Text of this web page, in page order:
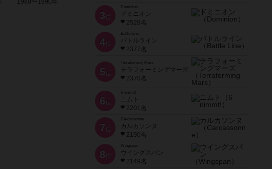
3 位
ドミニオン
2528名
4位
Battle Line
バトルライン
2377名
5 位
Terraforming Mars
テラフォーミングマーズ
2370名
6 位
ニムト
2201名
7 位
Carcassonne
カルカソンヌ
2190名
8 位
Wingspan
ウイングスパン
2149名